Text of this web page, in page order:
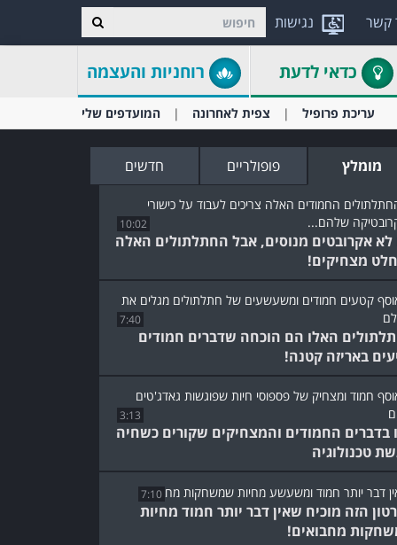
נגישות קשר
כדאי לדעת רוחניות והעצמה
עריכת פרופיל צפית לאחרונה המועדפים שלי
מומלץ פופולריים חדשים
10:02
אקרובטים מנוסים, אבל החתלתולים האלה
מצחיקים!
7:40
האלו הם הוכחה שדברים חמודים
באריזה קטנה!
3:13
בדברים החמודים והמצחיקים שקורים כשחיה
טכנולוגיה
7:10
הזה מוכיח שאין דבר יותר חמוד מחיות
מחבואים!